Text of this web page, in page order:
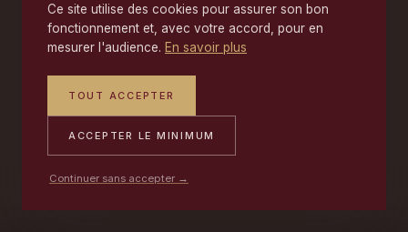
Ce site utilise des cookies pour assurer son bon
fonctionnement et, avec votre accord, pour en
mesurer l'audience. En savoir plus
TOUT ACCEPTER
ACCEPTER LE MINIMUM
Continuer sans accepter →